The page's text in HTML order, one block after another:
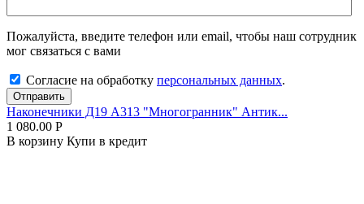
Пожалуйста, введите телефон или email, чтобы наш сотрудник
мог связаться с вами
Согласие на обработку персональных данных.
Отправить
Наконечники Д19 А313 "Многогранник" Антик...
1 080.00 Р
В корзину Купи в кредит